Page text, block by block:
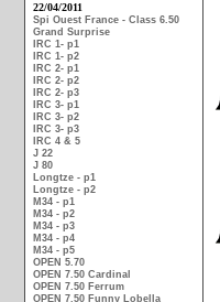
22/04/2011
Spi Ouest France - Class 6.50
Grand Surprise
IRC 1- p1
IRC 1- p2
IRC 2- p1
IRC 2- p2
IRC 2- p3
IRC 3- p1
IRC 3- p2
IRC 3- p3
IRC 4 & 5
J 22
J 80
Longtze - p1
Longtze - p2
M34 - p1
M34 - p2
M34 - p3
M34 - p4
M34 - p5
OPEN 5.70
OPEN 7.50 Cardinal
OPEN 7.50 Ferrum
OPEN 7.50 Funny Lobella